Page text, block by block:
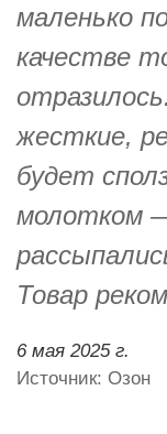
маленько
качестве
жесткие,
будет
молотком
Товар
6 мая 2025 г.
Источник: Озон